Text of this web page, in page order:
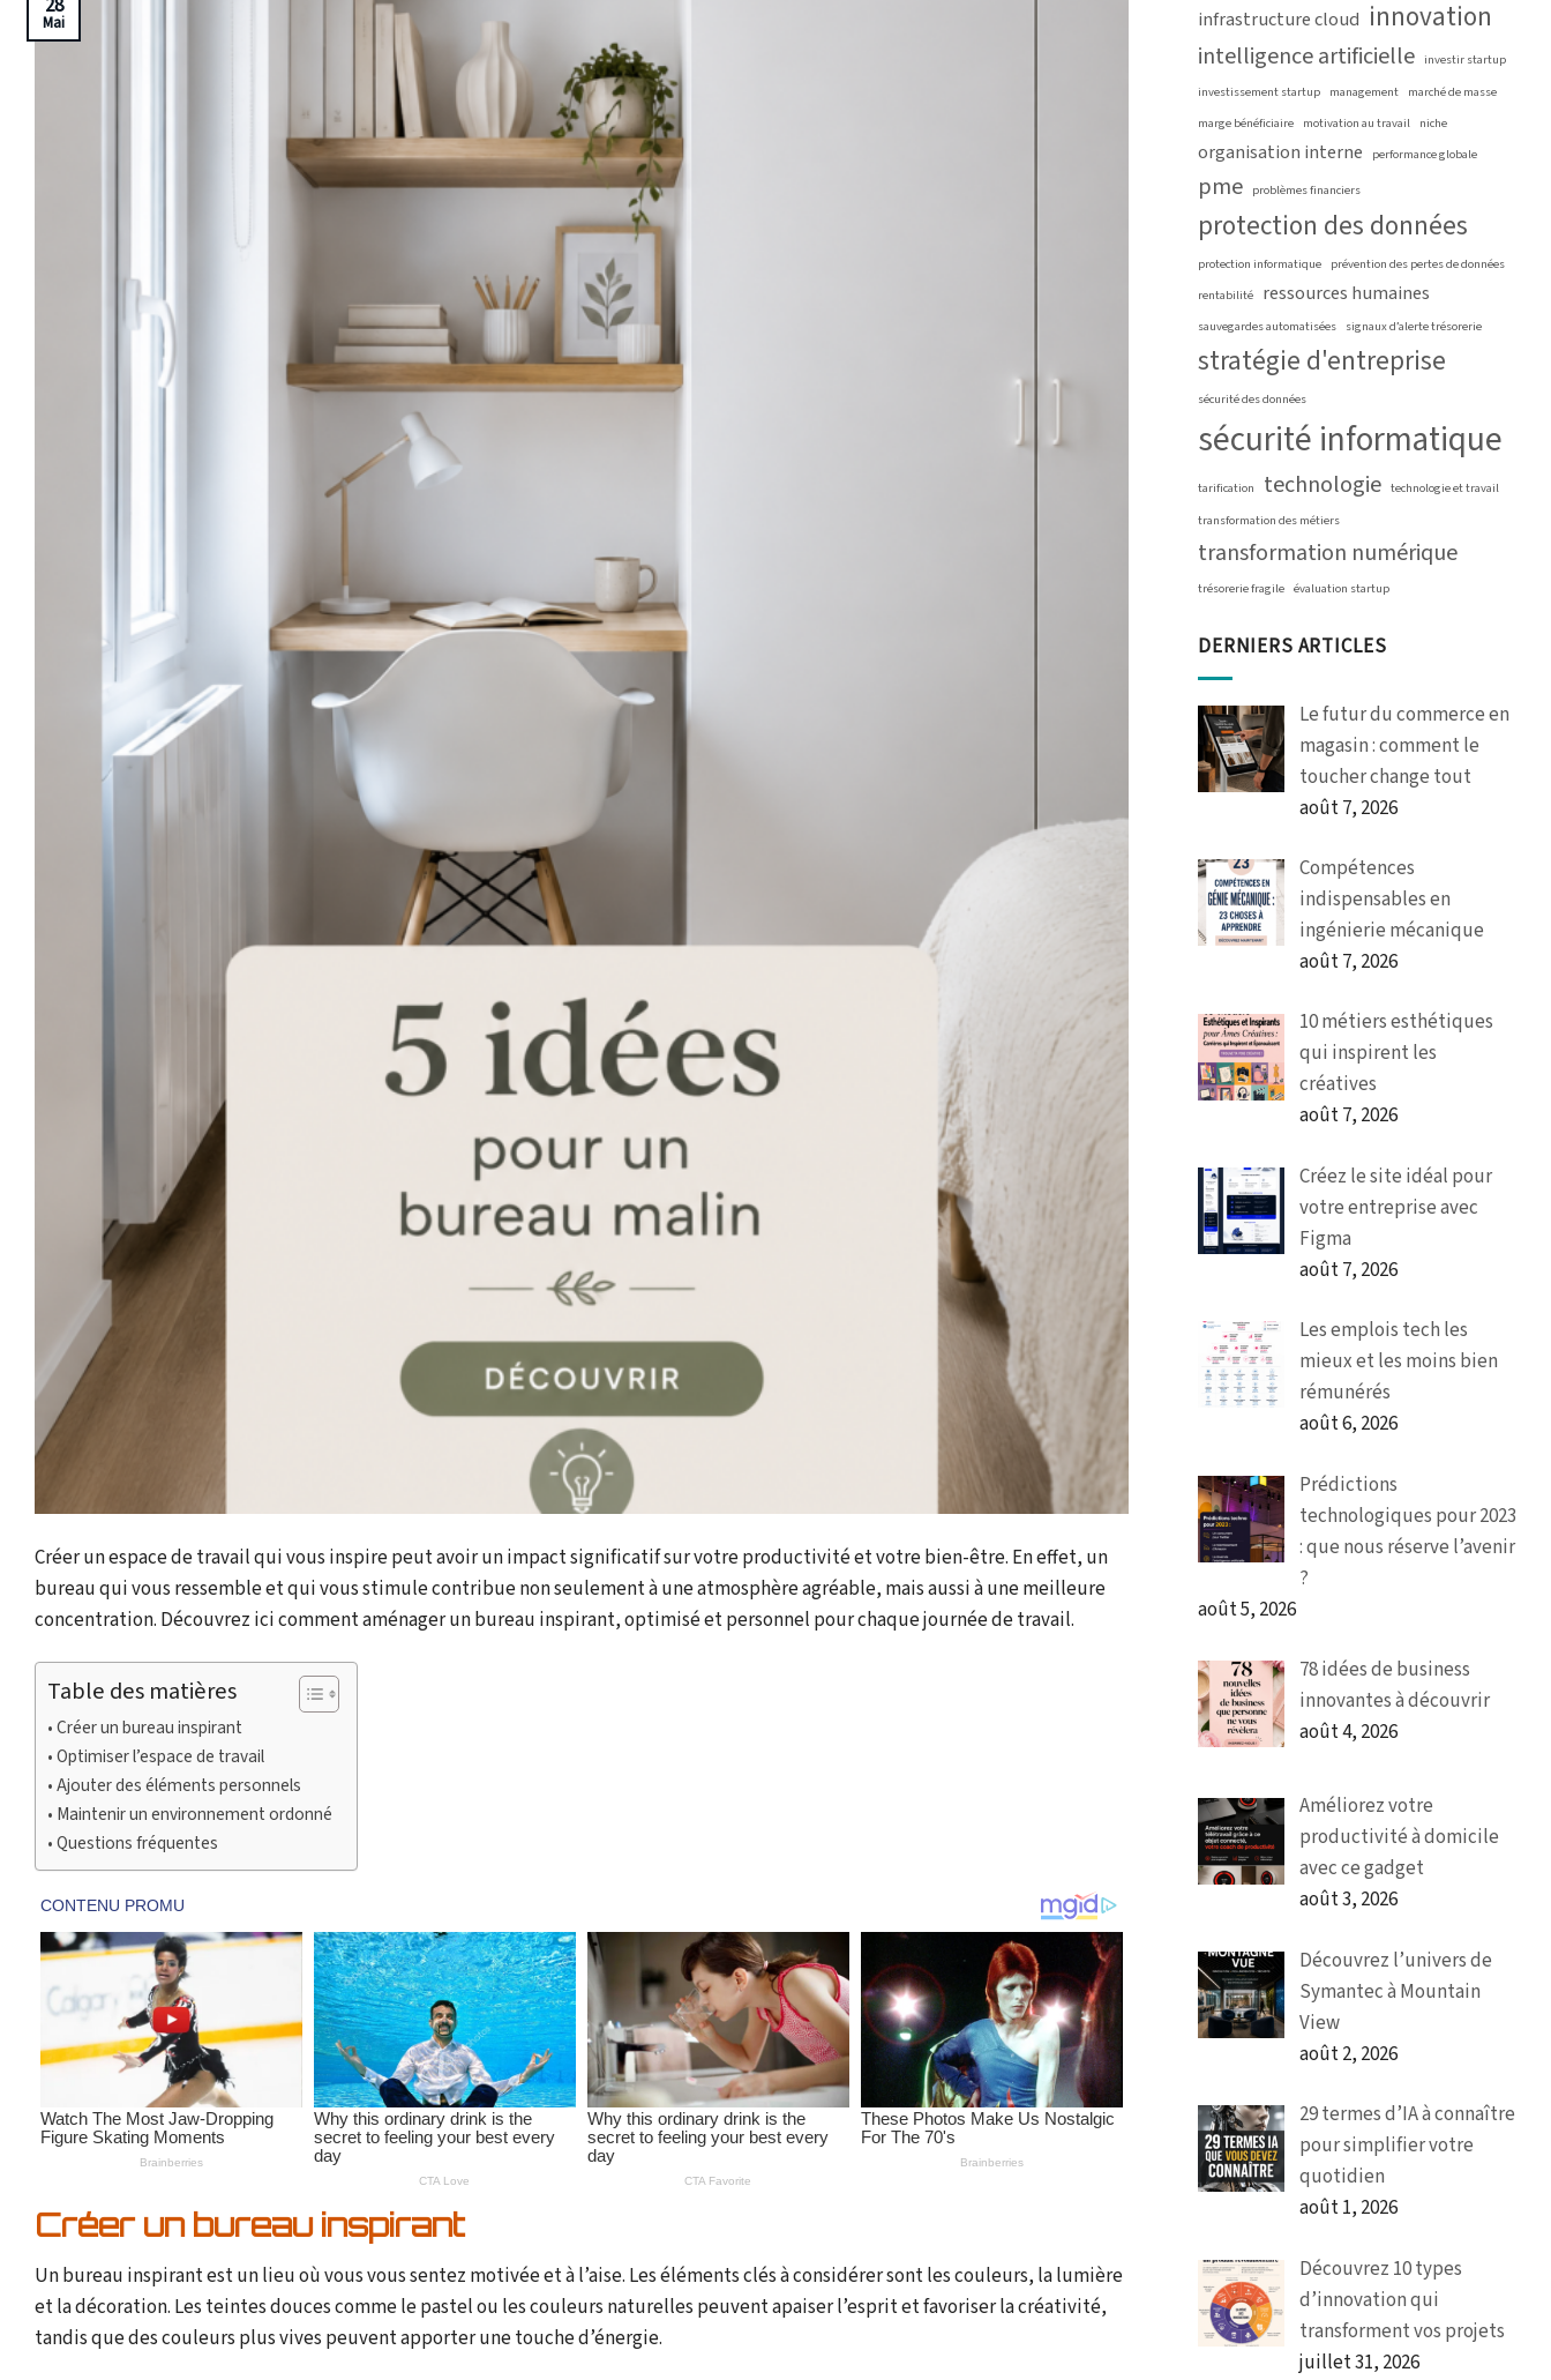
Mai
Créer un espace de travail qui vous inspire peut avoir un impact significatif sur votre productivité et votre bien-être. En effet, un
bureau qui vous ressemble et qui vous stimule contribue non seulement à une atmosphère agréable, mais aussi à une meilleure
concentration. Découvrez ici comment aménager un bureau inspirant, optimisé et personnel pour chaque journée de travail.
Table des matières
Créer un bureau inspirant
Optimiser l’espace de travail
Ajouter des éléments personnels
Maintenir un environnement ordonné
Questions fréquentes
Créer un bureau inspirant
Un bureau inspirant est un lieu où vous vous sentez motivée et à l’aise. Les éléments clés à considérer sont les couleurs, la lumière
et la décoration. Les teintes douces comme le pastel ou les couleurs naturelles peuvent apaiser l’esprit et favoriser la créativité,
tandis que des couleurs plus vives peuvent apporter une touche d’énergie.
infrastructure cloud innovation
intelligence artificielle investir startup
investissement startup management marché de masse
marge bénéficiaire motivation au travail niche
organisation interne performance globale
pme problèmes financiers
protection des données
protection informatique prévention des pertes de données
rentabilité ressources humaines
sauvegardes automatisées signaux d’alerte trésorerie
stratégie d'entreprise
sécurité des données
sécurité informatique
tarification technologie technologie et travail
transformation des métiers
transformation numérique
trésorerie fragile évaluation startup
DERNIERS ARTICLES
Le futur du commerce en
magasin : comment le
toucher change tout
août 7, 2026
Compétences
indispensables en
ingénierie mécanique
août 7, 2026
10 métiers esthétiques
qui inspirent les
créatives
août 7, 2026
Créez le site idéal pour
votre entreprise avec
Figma
août 7, 2026
Les emplois tech les
mieux et les moins bien
rémunérés
août 6, 2026
Prédictions
technologiques pour 2023
: que nous réserve l’avenir
?
août 5, 2026
78 idées de business
innovantes à découvrir
août 4, 2026
Améliorez votre
productivité à domicile
avec ce gadget
août 3, 2026
Découvrez l’univers de
Symantec à Mountain
View
août 2, 2026
29 termes d’IA à connaître
pour simplifier votre
quotidien
août 1, 2026
Découvrez 10 types
d’innovation qui
transforment vos projets
juillet 31, 2026